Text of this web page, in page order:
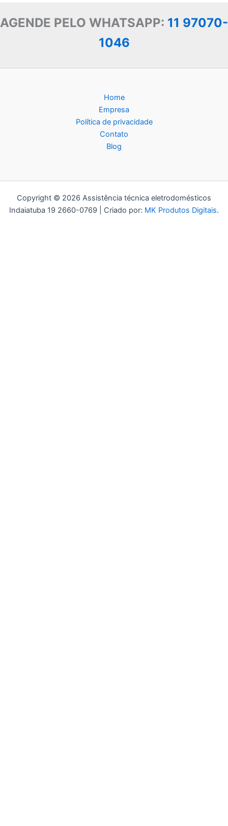
AGENDE PELO WHATSAPP: 11 97070-
1046
Home
Empresa
Política de privacidade
Contato
Blog
Copyright © 2026 Assistência técnica eletrodomésticos
Indaiatuba 19 2660-0769 | Criado por: MK Produtos Digitais.